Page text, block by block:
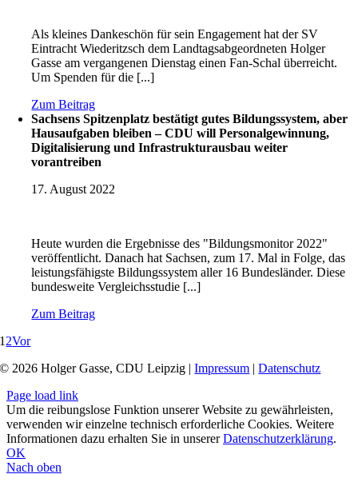
Als kleines Dankeschön für sein Engagement hat der SV
Eintracht Wiederitzsch dem Landtagsabgeordneten Holger
Gasse am vergangenen Dienstag einen Fan-Schal überreicht.
Um Spenden für die [...]
Zum Beitrag
Sachsens Spitzenplatz bestätigt gutes Bildungssystem, aber
Hausaufgaben bleiben – CDU will Personalgewinnung,
Digitalisierung und Infrastrukturausbau weiter
vorantreiben
17. August 2022
Heute wurden die Ergebnisse des "Bildungsmonitor 2022"
veröffentlicht. Danach hat Sachsen, zum 17. Mal in Folge, das
leistungsfähigste Bildungssystem aller 16 Bundesländer. Diese
bundesweite Vergleichsstudie [...]
Zum Beitrag
1 2Vor
© 2026 Holger Gasse, CDU Leipzig |Impressum |Datenschutz
Page load link
Um die reibungslose Funktion unserer Website zu gewährleisten,
verwenden wir einzelne technisch erforderliche Cookies. Weitere
Informationen dazu erhalten Sie in unsererDatenschutzerklärung.
OK
Nach oben